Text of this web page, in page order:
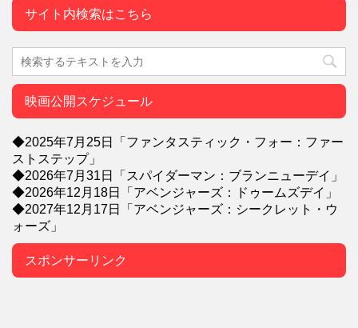
サイト内検索はこちら
映画公開スケジュール
◆2025年7月25日「ファンタスティック・フォー：ファー
ストステップ」
◆2026年7月31日「スパイダーマン：ブランニューデイ」
◆2026年12月18日「アベンジャーズ：ドゥームズデイ」
◆2027年12月17日「アベンジャーズ：シークレット・ウ
ォーズ」
スポンサーリンク